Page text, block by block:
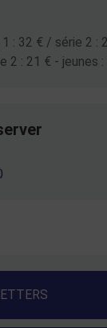
: 32 € / série 2 :
2 : 21 € - jeunes :